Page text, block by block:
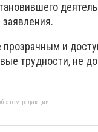
и
трудности, не
этом редакции